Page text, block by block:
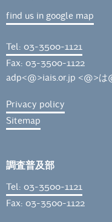
find us in google map
Tel: 03-3500-1121
Fax: 03-3500-1122
adp<@>iais.or.jp <@>は
Privacy policy
Sitemap
調査普及部
Tel: 03-3500-1121
Fax: 03-3500-1122